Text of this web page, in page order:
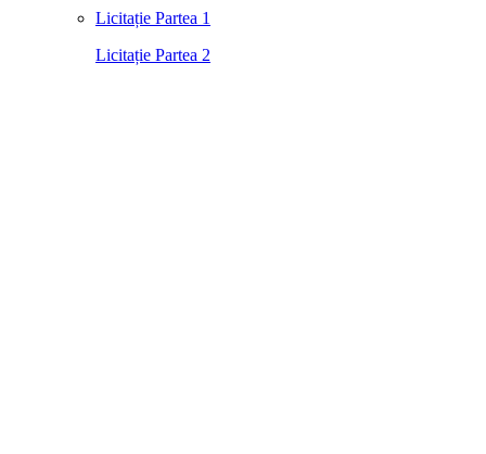
Licitație Partea 1
Licitație Partea 2